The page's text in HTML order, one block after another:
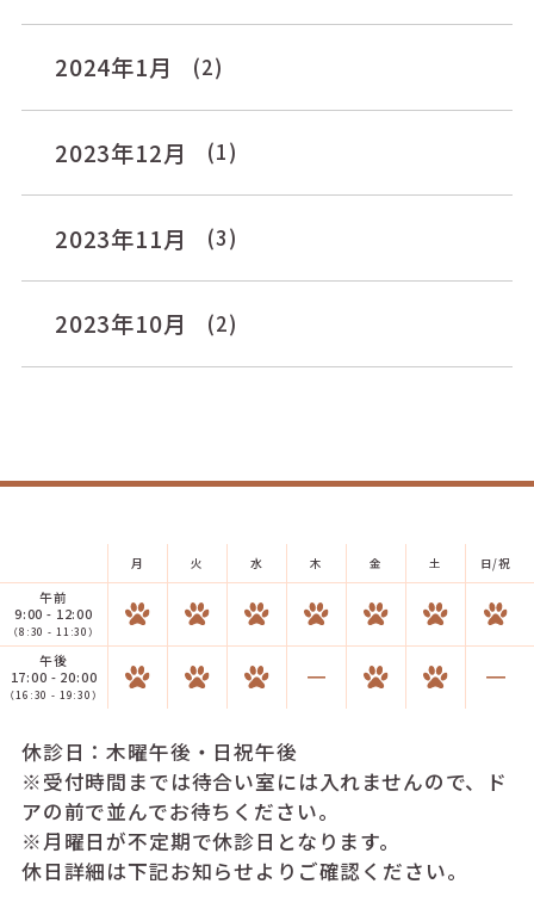
2024年1月 (2)
2023年12月 (1)
2023年11月 (3)
2023年10月 (2)
月 火 水 木 金 土 日/祝
午前
9:00 - 12:00
（8:30 - 11:30）
午後
17:00 - 20:00
（16:30 - 19:30）
休診日：木曜午後・日祝午後
※受付時間までは待合い室には入れませんので、ド
アの前で並んでお待ちください。
※月曜日が不定期で休診日となります。
休日詳細は下記お知らせよりご確認ください。